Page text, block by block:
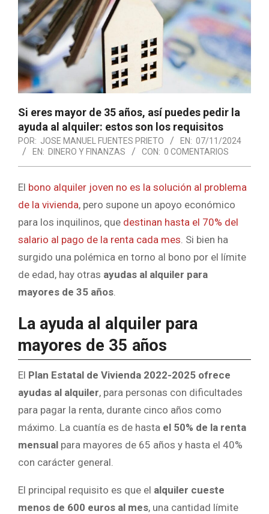
Si eres mayor de 35 años, así puedes pedir la
ayuda al alquiler: estos son los requisitos
POR: JOSE MANUEL FUENTES PRIETO EN: 07/11/2024
EN: DINERO Y FINANZAS CON: 0 COMENTARIOS
El bono alquiler joven no es la solución al problema
de la vivienda, pero supone un apoyo económico
para los inquilinos, que destinan hasta el 70% del
salario al pago de la renta cada mes. Si bien ha
surgido una polémica en torno al bono por el límite
de edad, hay otras ayudas al alquiler para
mayores de 35 años.
La ayuda al alquiler para
mayores de 35 años
El Plan Estatal de Vivienda 2022-2025 ofrece
ayudas al alquiler, para personas con dificultades
para pagar la renta, durante cinco años como
máximo. La cuantía es de hasta el 50% de la renta
mensual para mayores de 65 años y hasta el 40%
con carácter general.
El principal requisito es que el alquiler cueste
menos de 600 euros al mes, una cantidad límite